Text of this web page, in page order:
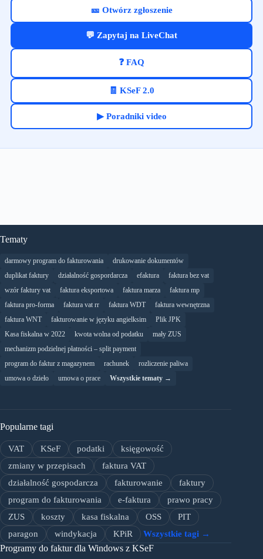
🎫 Otwórz zgłoszenie
💬 Zapytaj na LiveChat
❓ FAQ
🧾 KSeF 2.0
▶ Poradniki video
Tematy
darmowy program do fakturowania
drukowanie dokumentów
duplikat faktury
działalność gospordarcza efaktura
faktura bez vat
wzór faktury vat
faktura eksportowa faktura marza
faktura mp
faktura pro-forma
faktura vat rr faktura WDT
faktura wewnętrzna
faktura WNT
fakturowanie w języku angielksim
Plik JPK
Kasa fiskalna w 2022
kwota wolna od podatku
mały ZUS
mechanizm podzielnej płatności – split payment
program do faktur z magazynem
rachunek
rozliczenie paliwa
umowa o dzieło
umowa o prace Wszystkie tematy →
Popularne tagi
VAT KSeF podatki
księgowość
zmiany w przepisach
faktura VAT
działalność gospodarcza
fakturowanie
faktury
program do fakturowania
e-faktura
prawo pracy
ZUS
koszty kasa fiskalna OSS
PIT
paragon
windykacja KPiR Wszystkie tagi →
Programy do faktur dla Windows z KSeF